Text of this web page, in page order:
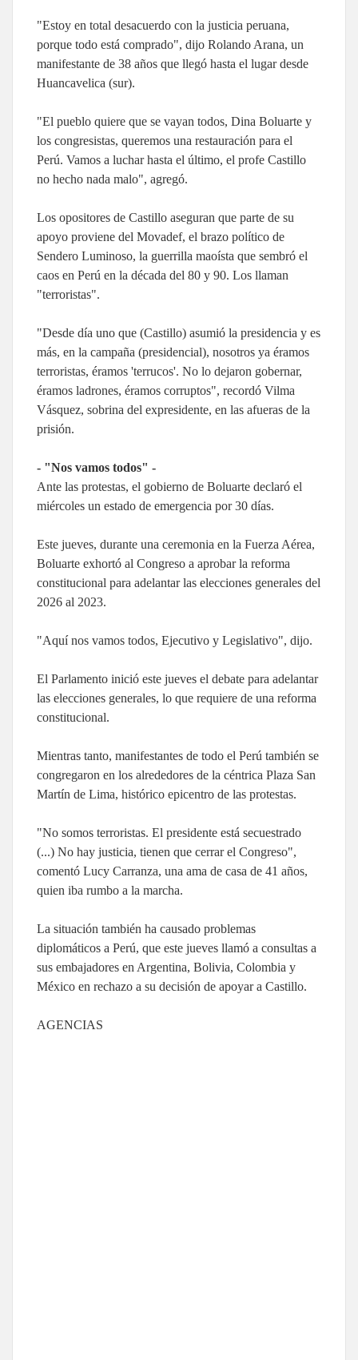
"Estoy en total desacuerdo con la justicia peruana,
porque todo está comprado", dijo Rolando Arana, un
manifestante de 38 años que llegó hasta el lugar desde
Huancavelica (sur).
"El pueblo quiere que se vayan todos, Dina Boluarte y
los congresistas, queremos una restauración para el
Perú. Vamos a luchar hasta el último, el profe Castillo
no hecho nada malo", agregó.
Los opositores de Castillo aseguran que parte de su
apoyo proviene del Movadef, el brazo político de
Sendero Luminoso, la guerrilla maoísta que sembró el
caos en Perú en la década del 80 y 90. Los llaman
"terroristas".
"Desde día uno que (Castillo) asumió la presidencia y es
más, en la campaña (presidencial), nosotros ya éramos
terroristas, éramos 'terrucos'. No lo dejaron gobernar,
éramos ladrones, éramos corruptos", recordó Vilma
Vásquez, sobrina del expresidente, en las afueras de la
prisión.
- "Nos vamos todos" -
Ante las protestas, el gobierno de Boluarte declaró el
miércoles un estado de emergencia por 30 días.
Este jueves, durante una ceremonia en la Fuerza Aérea,
Boluarte exhortó al Congreso a aprobar la reforma
constitucional para adelantar las elecciones generales del
2026 al 2023.
"Aquí nos vamos todos, Ejecutivo y Legislativo", dijo.
El Parlamento inició este jueves el debate para adelantar
las elecciones generales, lo que requiere de una reforma
constitucional.
Mientras tanto, manifestantes de todo el Perú también se
congregaron en los alrededores de la céntrica Plaza San
Martín de Lima, histórico epicentro de las protestas.
"No somos terroristas. El presidente está secuestrado
(...) No hay justicia, tienen que cerrar el Congreso",
comentó Lucy Carranza, una ama de casa de 41 años,
quien iba rumbo a la marcha.
La situación también ha causado problemas
diplomáticos a Perú, que este jueves llamó a consultas a
sus embajadores en Argentina, Bolivia, Colombia y
México en rechazo a su decisión de apoyar a Castillo.
AGENCIAS